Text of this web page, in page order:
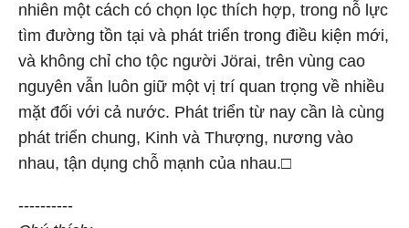
nhiên một cách có chọn lọc thích hợp, trong nỗ lực
tìm đường tồn tại và phát triển trong điều kiện mới,
và không chỉ cho tộc người Jörai, trên vùng cao
nguyên vẫn luôn giữ một vị trí quan trọng về nhiều
mặt đối với cả nước. Phát triển từ nay cần là cùng
phát triển chung, Kinh và Thượng, nương vào
nhau, tận dụng chỗ mạnh của nhau.□
----------